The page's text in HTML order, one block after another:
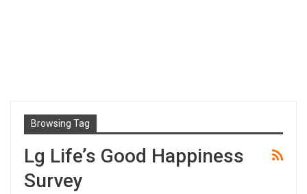
Browsing Tag
Lg Life’s Good Happiness
Survey